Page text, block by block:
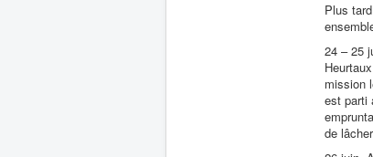
Plus
24 – 25
mission
est parti
de